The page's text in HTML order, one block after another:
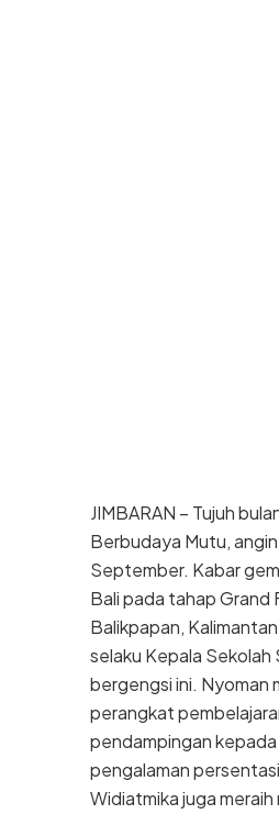
JIMBARAN – Tujuh
Berbudaya Mutu,
September. Kabar
Bali pada tahap Grand
Balikpapan,
selaku Kepala Sekolah
bergengsi ini. Nyoman
perangkat
pendampingan
pengalaman
Widiatmika juga